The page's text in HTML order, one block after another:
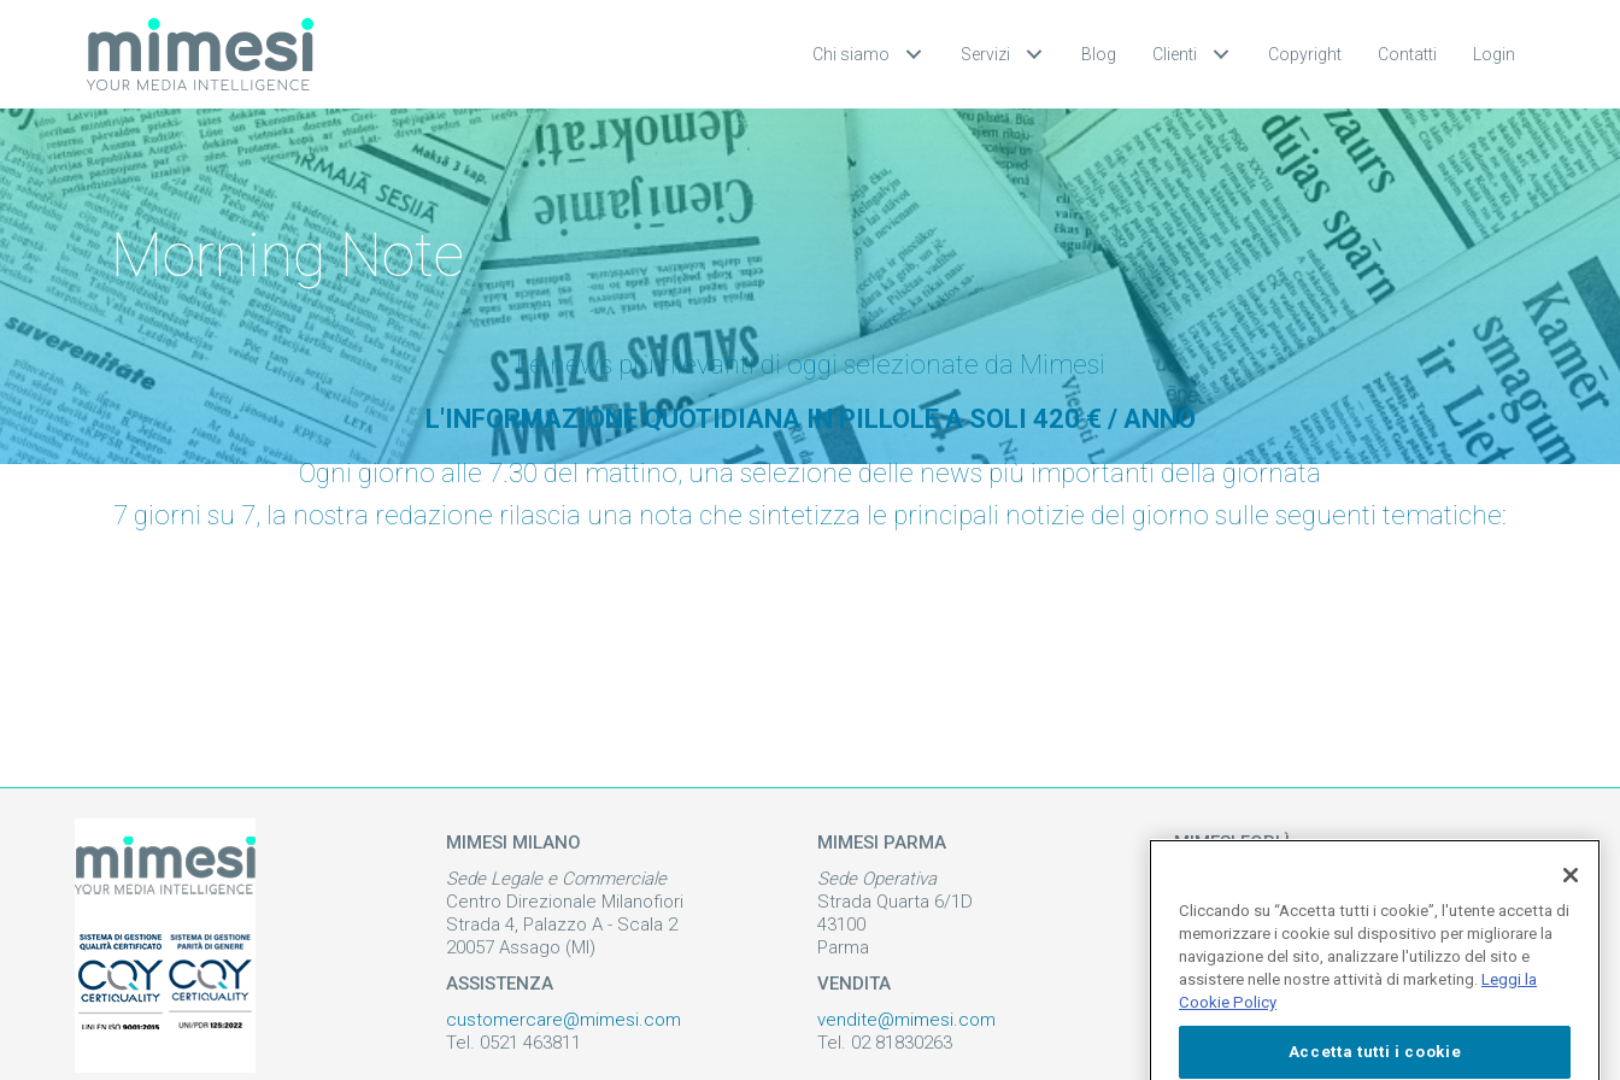
Chi siamo Servizi Blog Clienti Copyright Contatti Login
Morning Note
Le news più rilevanti di oggi selezionate da Mimesi
L'INFORMAZIONE QUOTIDIANA IN PILLOLE A SOLI 420 € / ANNO
Ogni giorno alle 7.30 del mattino, una selezione delle news più importanti della giornata
7 giorni su 7, la nostra redazione rilascia una nota che sintetizza le principali notizie del giorno sulle seguenti tematiche:
MIMESI MILANO
Sede Legale e Commerciale
Centro Direzionale Milanofiori
Strada 4, Palazzo A - Scala 2
20057 Assago (MI)
ASSISTENZA
customercare@mimesi.com
Tel. 0521 463811
MIMESI PARMA
Sede Operativa
Strada Quarta 6/1D
43100
Parma
VENDITA
vendite@mimesi.com
Tel. 02 81830263
MIMESI FORLÌ
Via Guido Bonali, 14
Forlì
SEGUICI SUI NOSTRI SOCIAL - INFORMATIVE
Cliccando su “Accetta tutti i cookie”, l'utente accetta di
memorizzare i cookie sul dispositivo per migliorare la
navigazione del sito, analizzare l'utilizzo del sito e
assistere nelle nostre attività di marketing. Leggi la
Cookie Policy
Accetta tutti i cookie